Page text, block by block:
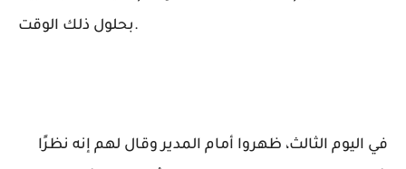
بحلول ذلك الوقت.
في اليوم الثالث، ظهروا أمام المدير وقال لهم إنه نظرًا